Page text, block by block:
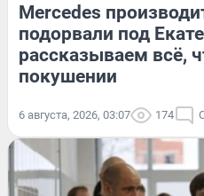
Mercedes
подорвали под
рассказываем всё,
покушении
6 августа, 2026, 03:07 174